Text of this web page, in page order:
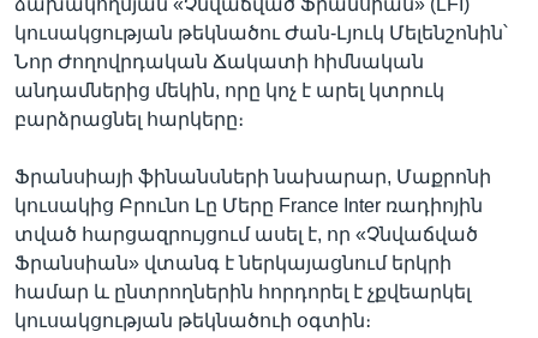
կուսակցության թեկնածու Ժան-Լյուկ Մելենշոնին՝
Նոր Ժողովրդական Ճակատի հիմնական
անդամներից մեկին, որը կոչ է արել կտրուկ
բարձրացնել հարկերը։
Ֆրանսիայի ֆինանսների նախարար, Մաքրոնի
կուսակից Բրունո Լը Մերը France Inter ռադիոյին
տված հարցազրույցում ասել է, որ «Չնվաճված
Ֆրանսիան» վտանգ է ներկայացնում երկրի
համար և ընտրողներին հորդորել է չքվեարկել
կուսակցության թեկնածուի օգտին։